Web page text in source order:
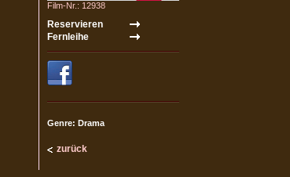
Film-Nr.: 12938
Genre: Drama
zurück